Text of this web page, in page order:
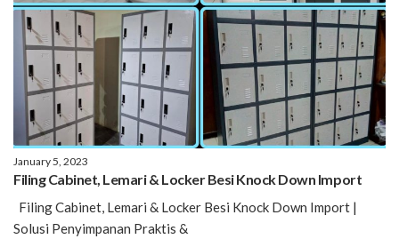
January 5, 2023
Filing Cabinet, Lemari & Locker Besi Knock Down Import
Filing Cabinet, Lemari & Locker Besi Knock Down Import |
Solusi Penyimpanan Praktis &